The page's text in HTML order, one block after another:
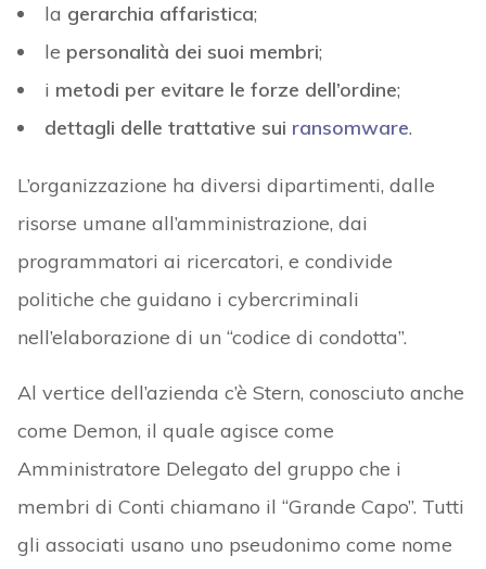
la gerarchia affaristica;
le personalità dei suoi membri;
i metodi per evitare le forze dell’ordine;
dettagli delle trattative sui ransomware.
L’organizzazione ha diversi dipartimenti, dalle
risorse umane all’amministrazione, dai
programmatori ai ricercatori, e condivide
politiche che guidano i cybercriminali
nell’elaborazione di un “codice di condotta”.
Al vertice dell’azienda c’è Stern, conosciuto anche
come Demon, il quale agisce come
Amministratore Delegato del gruppo che i
membri di Conti chiamano il “Grande Capo”. Tutti
gli associati usano uno pseudonimo come nome